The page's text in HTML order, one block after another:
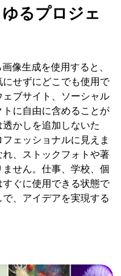
るプロジェ
像生成を使用すると、
せずにどこでも使用で
ブサイト、ソーシャル
に自由に含めることが
かしを追加しないた
ェッショナルに見えま
、ストックフォトや著
せん。仕事、学校、個
ぐに使用できる状態で
、アイデアを実現する